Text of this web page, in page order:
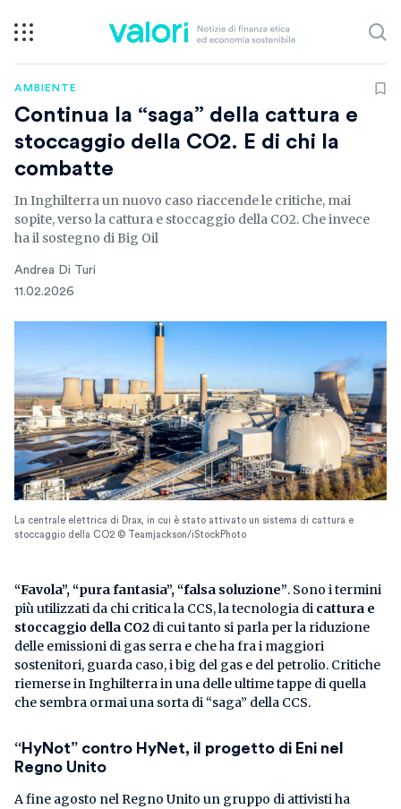
AMBIENTE
Continua la “saga” della cattura e
stoccaggio della CO2. E di chi la
combatte
In Inghilterra un nuovo caso riaccende le critiche, mai
sopite, verso la cattura e stoccaggio della CO2. Che invece
ha il sostegno di Big Oil
Andrea Di Turi
11.02.2026
La centrale elettrica di Drax, in cui è stato attivato un sistema di cattura e
stoccaggio della CO2 © Teamjackson/iStockPhoto
“Favola”, “pura fantasia”, “falsa soluzione”. Sono i termini
più utilizzati da chi critica la CCS, la tecnologia di cattura e
stoccaggio della CO2 di cui tanto si parla per la riduzione
delle emissioni di gas serra e che ha fra i maggiori
sostenitori, guarda caso, i big del gas e del petrolio. Critiche
riemerse in Inghilterra in una delle ultime tappe di quella
che sembra ormai una sorta di “saga” della CCS.
“HyNot” contro HyNet, il progetto di Eni nel
Regno Unito
A fine agosto nel Regno Unito un gruppo di attivisti ha